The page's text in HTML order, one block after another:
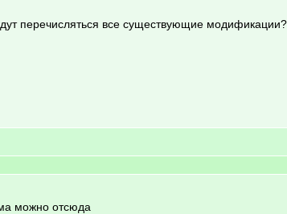
перечисляться все существующие
можно отсюда